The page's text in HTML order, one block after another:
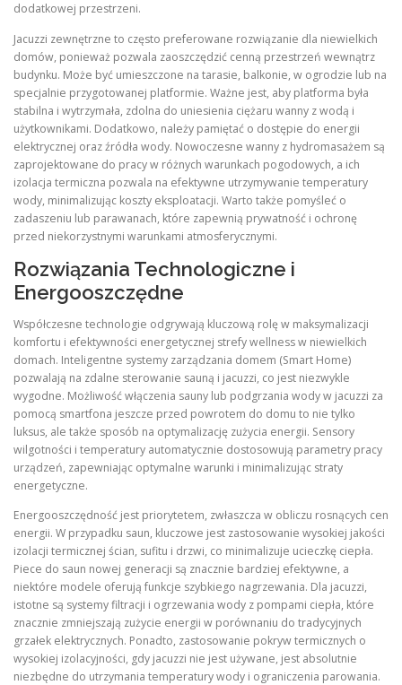
dodatkowej przestrzeni.
Jacuzzi zewnętrzne to często preferowane rozwiązanie dla niewielkich
domów, ponieważ pozwala zaoszczędzić cenną przestrzeń wewnątrz
budynku. Może być umieszczone na tarasie, balkonie, w ogrodzie lub na
specjalnie przygotowanej platformie. Ważne jest, aby platforma była
stabilna i wytrzymała, zdolna do uniesienia ciężaru wanny z wodą i
użytkownikami. Dodatkowo, należy pamiętać o dostępie do energii
elektrycznej oraz źródła wody. Nowoczesne wanny z hydromasażem są
zaprojektowane do pracy w różnych warunkach pogodowych, a ich
izolacja termiczna pozwala na efektywne utrzymywanie temperatury
wody, minimalizując koszty eksploatacji. Warto także pomyśleć o
zadaszeniu lub parawanach, które zapewnią prywatność i ochronę
przed niekorzystnymi warunkami atmosferycznymi.
Rozwiązania Technologiczne i
Energooszczędne
Współczesne technologie odgrywają kluczową rolę w maksymalizacji
komfortu i efektywności energetycznej strefy wellness w niewielkich
domach. Inteligentne systemy zarządzania domem (Smart Home)
pozwalają na zdalne sterowanie sauną i jacuzzi, co jest niezwykle
wygodne. Możliwość włączenia sauny lub podgrzania wody w jacuzzi za
pomocą smartfona jeszcze przed powrotem do domu to nie tylko
luksus, ale także sposób na optymalizację zużycia energii. Sensory
wilgotności i temperatury automatycznie dostosowują parametry pracy
urządzeń, zapewniając optymalne warunki i minimalizując straty
energetyczne.
Energooszczędność jest priorytetem, zwłaszcza w obliczu rosnących cen
energii. W przypadku saun, kluczowe jest zastosowanie wysokiej jakości
izolacji termicznej ścian, sufitu i drzwi, co minimalizuje ucieczkę ciepła.
Piece do saun nowej generacji są znacznie bardziej efektywne, a
niektóre modele oferują funkcje szybkiego nagrzewania. Dla jacuzzi,
istotne są systemy filtracji i ogrzewania wody z pompami ciepła, które
znacznie zmniejszają zużycie energii w porównaniu do tradycyjnych
grzałek elektrycznych. Ponadto, zastosowanie pokryw termicznych o
wysokiej izolacyjności, gdy jacuzzi nie jest używane, jest absolutnie
niezbędne do utrzymania temperatury wody i ograniczenia parowania.